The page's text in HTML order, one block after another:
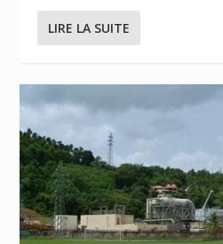
LIRE LA SUITE